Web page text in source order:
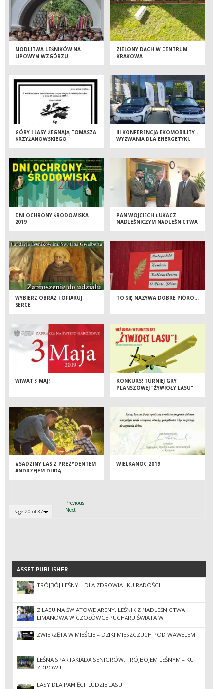
MODLITWA LEŚNIKÓW NA
LIPOWYM WZGÓRZU
ZIELONY DACH W CENTRUM
KRAKOWA
GÓRY I LASY ŻEGNAJĄ TOMASZA
KRZYŻANOWSKIEGO
III KONFERENCJA EKOMOBILITY -
WYZWANIA DLA ENERGETYKI,
DNI OCHRONY ŚRODOWISKA
2019
PAN WOJCIECH ŁUKACZ
NADLEŚNICZYM NADLEŚNICTWA
WYBIERZ OBRAZ I OFIARUJ
SERCE
TO SIĘ NAZYWA DOBRE PIÓRO…
WIWAT 3 MAJ!
KONKURS! TURNIEJ GRY
PLANSZOWEJ "ŻYWIOŁY LASU"
#SADZIMY LAS Z PREZYDENTEM
ANDRZEJEM DUDĄ
WIELKANOC 2019
Page 20 of 37
Previous
Next
ASSET PUBLISHER
ASSET PUBLISHER
TRÓJBÓJ LEŚNY – DLA ZDROWIA I KU RADOŚCI
Z LASU NA ŚWIATOWE ARENY. LEŚNIK Z NADLEŚNICTWA
LIMANOWA W CZOŁÓWCE PUCHARU ŚWIATA W
PARATRIATLONIE
ZWIERZĘTA W MIEŚCIE – DZIKI MIESZCZUCH POD WAWELEM
LEŚNA SPARTAKIADA SENIORÓW. TRÓJBOJEM LEŚNYM – KU
ZDROWIU
LASY DLA PAMIĘCI. LUDZIE LASU.